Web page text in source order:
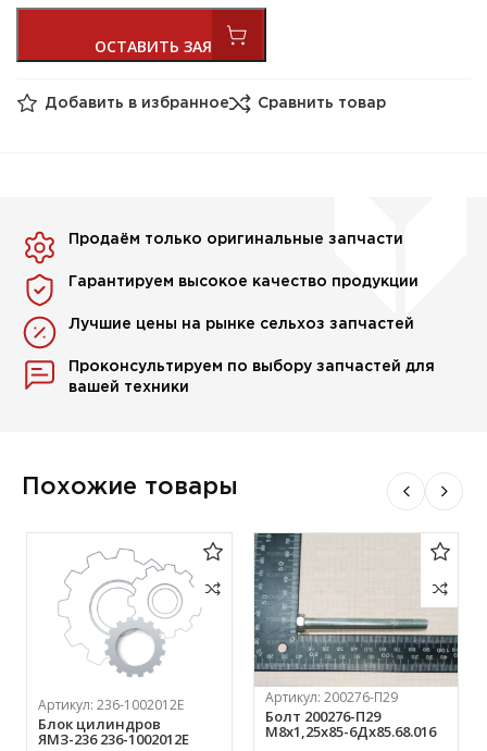
Добавить в избранное Сравнить товар
Продаём только оригинальные запчасти
Гарантируем высокое качество продукции
Лучшие цены на рынке сельхоз запчастей
Проконсультируем по выбору запчастей для
вашей техники
Похожие товары
Артикул:236-1002012Е
Блок цилиндров
ЯМЗ-236 236-1002012Е
Артикул: 200276-П29
Болт 200276-П29
М8х1,25х85-6Дх85.68.016